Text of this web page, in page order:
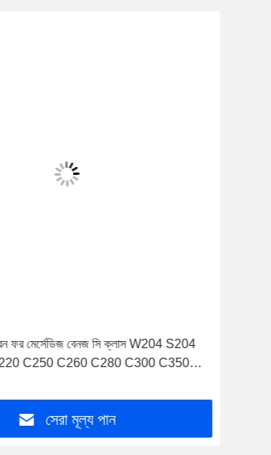
ফর মের্সেডিজ বেনজ সি ক্লাস W204 S204
C250 C260 C280 C300 C350
প্লেয়ার
সেরা মূল্য পান